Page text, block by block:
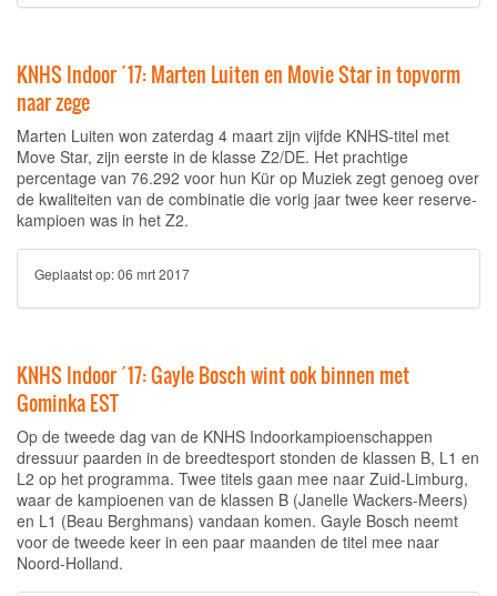
KNHS Indoor ´17: Marten Luiten en Movie Star in topvorm
naar zege
Marten Luiten won zaterdag 4 maart zijn vijfde KNHS-titel met
Move Star, zijn eerste in de klasse Z2/DE. Het prachtige
percentage van 76.292 voor hun Kür op Muziek zegt genoeg over
de kwaliteiten van de combinatie die vorig jaar twee keer reserve-
kampioen was in het Z2.
Geplaatst op:06 mrt 2017
KNHS Indoor ´17: Gayle Bosch wint ook binnen met
Gominka EST
Op de tweede dag van de KNHS Indoorkampioenschappen
dressuur paarden in de breedtesport stonden de klassen B, L1 en
L2 op het programma. Twee titels gaan mee naar Zuid-Limburg,
waar de kampioenen van de klassen B (Janelle Wackers-Meers)
en L1 (Beau Berghmans) vandaan komen. Gayle Bosch neemt
voor de tweede keer in een paar maanden de titel mee naar
Noord-Holland.